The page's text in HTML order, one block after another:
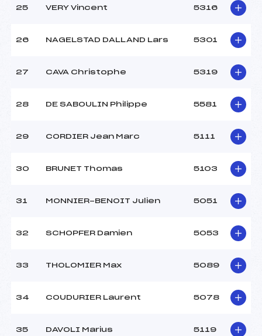
25 VERY Vincent 5316
26 NAGELSTAD DALLAND Lars 5301
27 CAVA Christophe 5319
28 DE SABOULIN Philippe 5581
29 CORDIER Jean Marc 5111
30 BRUNET Thomas 5103
31 MONNIER-BENOIT Julien 5051
32 SCHOPFER Damien 5053
33 THOLOMIER Max 5089
34 COUDURIER Laurent 5078
35 DAVOLI Marius 5119